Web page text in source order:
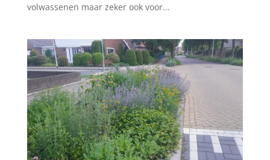
volwassenen maar zeker ook voor...